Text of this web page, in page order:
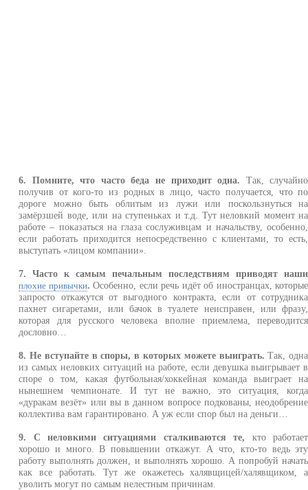
6. Помните, что часто беда не приходит одна. Так, случайно
получив от кого-то из родных в лицо, часто получается, что по
дороге можно быть облитым из лужи или поскользнуться на
замёрзшей воде, или на ступеньках и т.д. Тут неловкий момент на
работе – показаться на глаза сослуживцам и начальству, особенно,
если работать приходится непосредственно с клиентами, то есть,
выступать «лицом компании».
7. Часто к самым печальным последствиям приводят наши
плохие привычки. Особенно, если речь идёт об иностранцах, которые
запросто откажутся от выгодного контракта, если от сотрудника
пахнет сигаретами, или бачок в туалете неисправен, или фразу,
которая для русского человека вполне приемлема, переводится
дословно…
8. Не вступайте в споры, в которых можете выиграть. Так, одна
из самых неловких ситуаций на работе, если девушка выигрывает в
споре о том, какая футбольная/хоккейная команда выиграет на
нынешнем чемпионате. И тут не важно, это ситуация, когда
«дуракам везёт» или вы в данном вопросе подкованы, неодобрение
коллектива вам гарантировано. А уж если спор был на деньги…
9. С неловкими ситуациями сталкиваются те, кто работает
хорошо и много. В повышении откажут. А что, кто-то ведь эту
работу выполнять должен, и выполнять хорошо. А попробуй начать
как все работать. Тут же окажетесь халявщицей/халявщиком, а
уволить могут по самым нелестным причинам.